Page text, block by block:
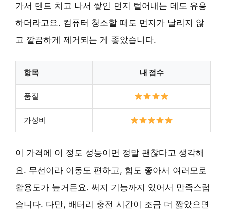
가서 텐트 치고 나서 쌓인 먼지 털어내는 데도 유용
하더라고요. 컴퓨터 청소할 때도 먼지가 날리지 않
고 깔끔하게 제거되는 게 좋았습니다.
항목 내 점수
품질
가성비
이 가격에 이 정도 성능이면 정말 괜찮다고 생각해
요. 무선이라 이동도 편하고, 힘도 좋아서 여러모로
활용도가 높거든요. 써지 기능까지 있어서 만족스럽
습니다. 다만, 배터리 충전 시간이 조금 더 짧았으면